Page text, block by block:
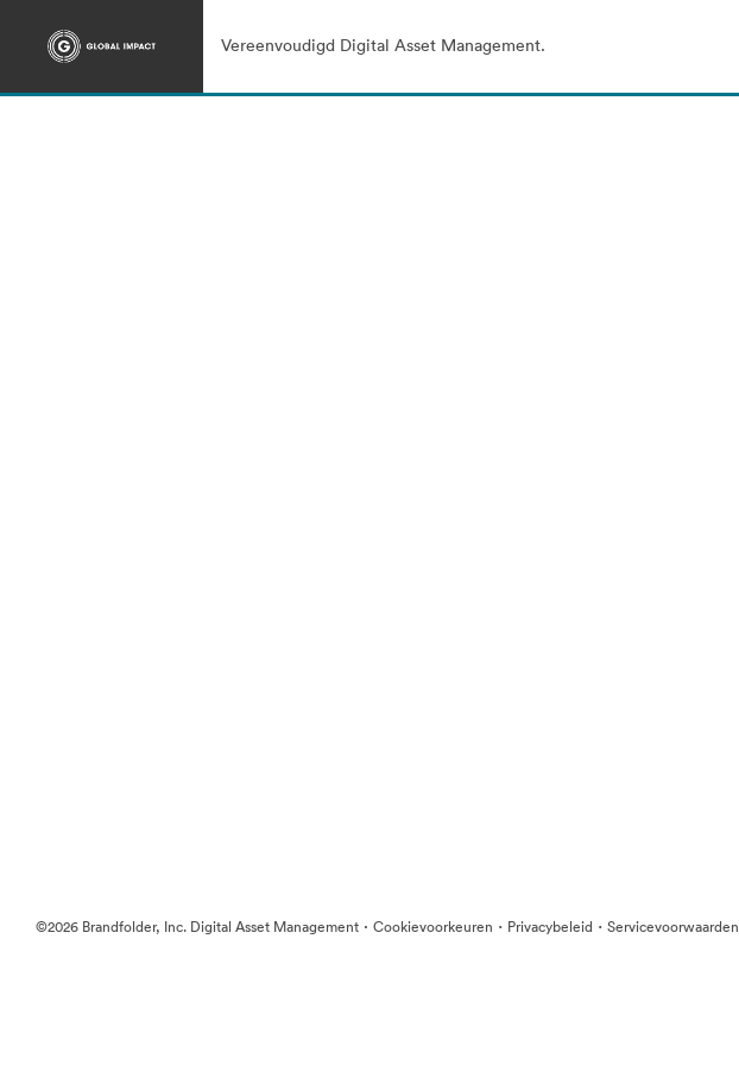
Vereenvoudigd Digital Asset Management.
©2026 Brandfolder, Inc. Digital Asset Management · Cookievoorkeuren · Privacybeleid · Servicevoorwaarden